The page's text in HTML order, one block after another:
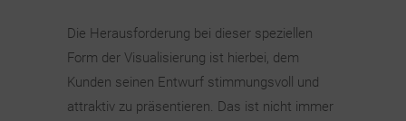
Die Herausforderung bei dieser speziellen
Form der Visualisierung ist hierbei, dem
Kunden seinen Entwurf stimmungsvoll und
attraktiv zu präsentieren. Das ist nicht immer